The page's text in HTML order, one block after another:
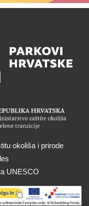
okoliša i prirode
UNESCO